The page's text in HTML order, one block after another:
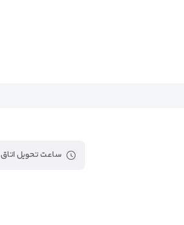
ساعت تحویل اتاق